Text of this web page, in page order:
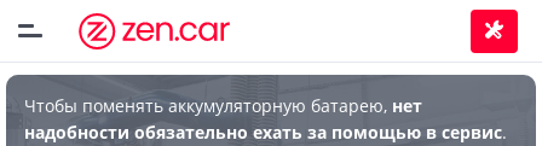
Чтобы поменять аккумуляторную батарею, нет
надобности обязательно ехать за помощью в сервис.